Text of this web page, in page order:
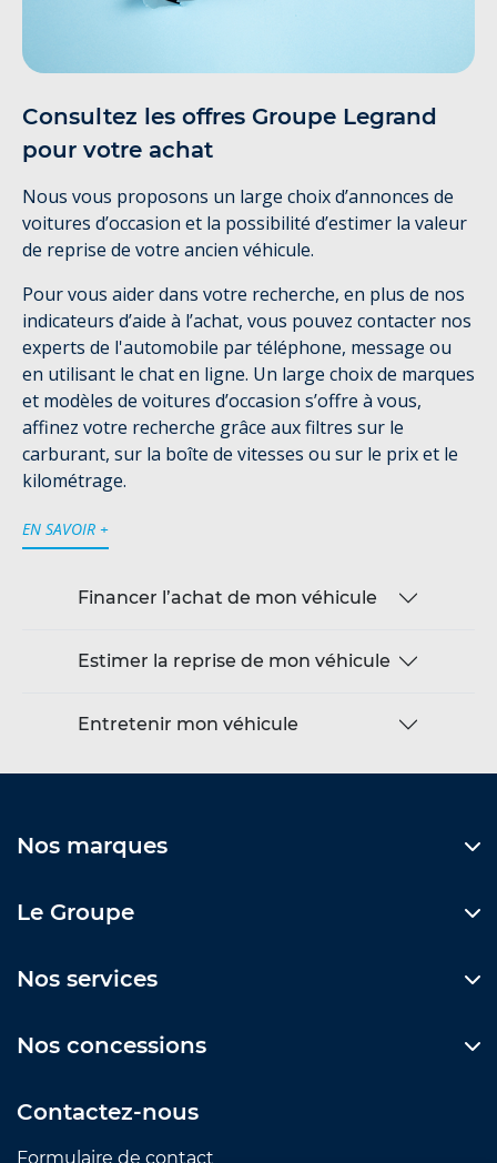
Consultez les offres Groupe Legrand
pour votre achat
Nous vous proposons un large choix d’annonces de
voitures d’occasion et la possibilité d’estimer la valeur
de reprise de votre ancien véhicule.
Pour vous aider dans votre recherche, en plus de nos
indicateurs d’aide à l’achat, vous pouvez contacter nos
experts de l'automobile par téléphone, message ou
en utilisant le chat en ligne. Un large choix de marques
et modèles de voitures d’occasion s’offre à vous,
affinez votre recherche grâce aux filtres sur le
carburant, sur la boîte de vitesses ou sur le prix et le
kilométrage.
EN SAVOIR +
Financer l’achat de mon véhicule
Estimer la reprise de mon véhicule
Entretenir mon véhicule
Nos marques
Le Groupe
Nos services
Nos concessions
Contactez-nous
Formulaire de contact